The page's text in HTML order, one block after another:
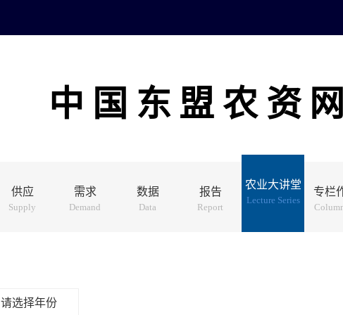
中国东盟农资网
供应
Supply
需求
Demand
数据
Data
报告
Report
农业大讲堂
Lecture Series
专栏
请选择年份